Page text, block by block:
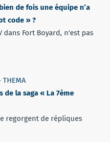
de fois une équipe n’a
code » ?
dans Fort Boyard, n'est pas
THEMA
de la saga « La 7ème
regorgent de répliques